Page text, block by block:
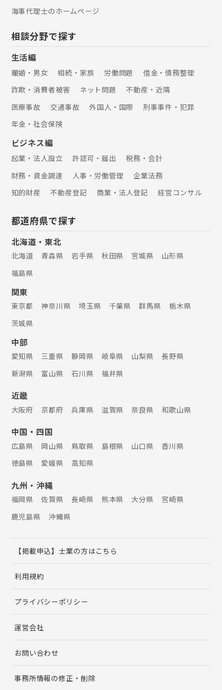
海事代理士のホームぺージ
相談分野で探す
生活編
離婚・男女 相続・家族 労働問題
借金・債務整理
詐欺・消費者被害
ネット問題
不動産・近隣
医療事故
交通事故 外国人・国際
刑事事件・犯罪
年金・社会保険
ビジネス編
起業・法人設立 許認可・届出
税務・会計
財務・資金調達
人事・労働管理
企業法務
知的財産
不動産登記 商業・法人登記 経営コンサル
都道府県で探す
北海道・東北
北海道 青森県 岩手県 秋田県 宮城県
山形県
福島県
関東
東京都 神奈川県 埼玉県 千葉県 群馬県
栃木県
茨城県
中部
愛知県 三重県 静岡県 岐阜県 山梨県
長野県
新潟県
富山県 石川県 福井県
近畿
大阪府 京都府 兵庫県 滋賀県 奈良県 和歌山県
中国・四国
広島県 岡山県 鳥取県 島根県 山口県
香川県
徳島県
愛媛県 高知県
九州・沖縄
福岡県 佐賀県 長崎県 熊本県 大分県
宮崎県
鹿児島県
沖縄県
【掲載申込】士業の方はこちら
利用規約
プライバシーポリシー
運営会社
お問い合わせ
事務所情報の修正・削除